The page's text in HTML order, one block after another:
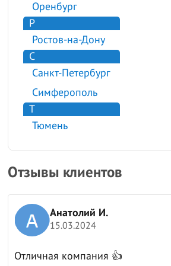
Оренбург
Р
Ростов-на-Дону
С
Санкт-Петербург
Симферополь
Т
Тюмень
Отзывы клиентов
Анатолий И.
15.03.2024
Отличная компания 👍